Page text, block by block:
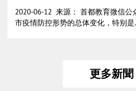
2020-06-12 来源： 首都教育
市疫情防控形势的总体变化，特别是
更多新聞